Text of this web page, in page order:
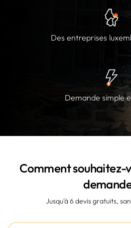
Des entreprises
Demande simple
Comment souhaitez-
Jusqu'à 6 devis gratuits,